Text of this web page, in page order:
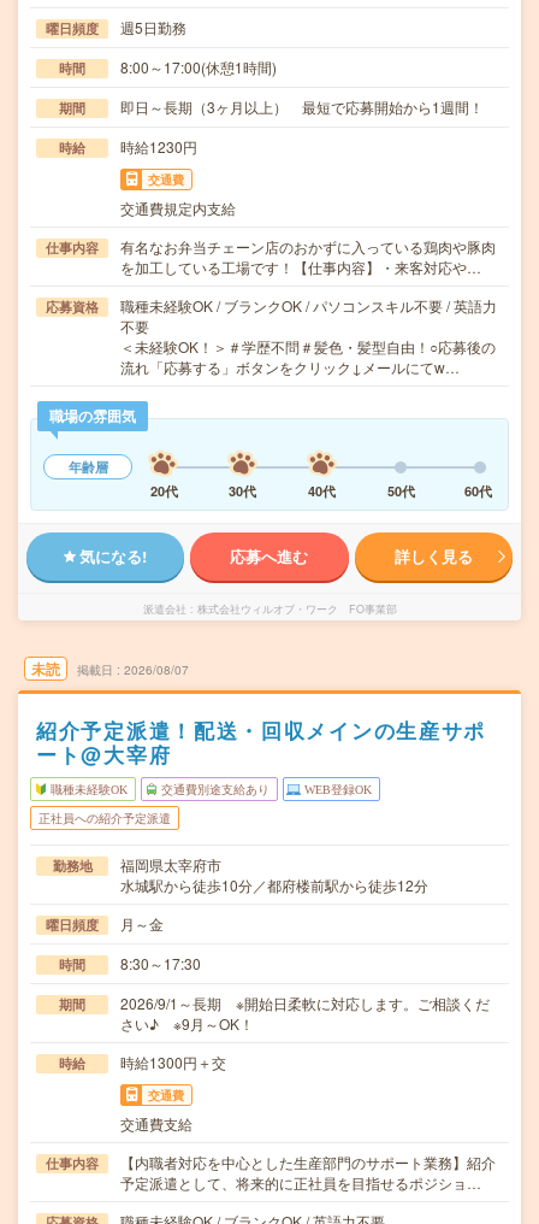
曜日頻度 週5日勤務
時間 8:00～17:00(休憩1時間)
期間 即日～長期（3ヶ月以上） 最短で応募開始から1週間！
時給 時給1230円
交通費
交通費規定内支給
仕事内容
有名なお弁当チェーン店のおかずに入っている鶏肉や豚肉
を加工している工場です！【仕事内容】・来客対応や…
応募資格
職種未経験OK / ブランクOK / パソコンスキル不要 / 英語力
不要
＜未経験OK！＞＃学歴不問＃髪色・髪型自由！○応募後の
流れ「応募する」ボタンをクリック↓メールにてw…
職場の雰囲気
年齢層
20代
30代 40代 50代 60代
気になる! 応募へ進む 詳しく見る
派遣会社 株式会社ウィルオブ・ワーク FO事業部
未読 掲載日 2026/08/07
紹介予定派遣！配送・回収メインの生産サポ
ート@大宰府
職種未経験OK 交通費別途支給あり WEB登録OK
正社員への紹介予定派遣
勤務地
福岡県太宰府市
水城駅から徒歩10分／都府楼前駅から徒歩12分
曜日頻度 月～金
時間 8:30～17:30
期間
2026/9/1～長期 ※開始日柔軟に対応します。ご相談くだ
さい♪ ※9月～OK！
時給 時給1300円＋交
交通費
交通費支給
仕事内容
【内職者対応を中心とした生産部門のサポート業務】紹介
予定派遣として、将来的に正社員を目指せるポジショ…